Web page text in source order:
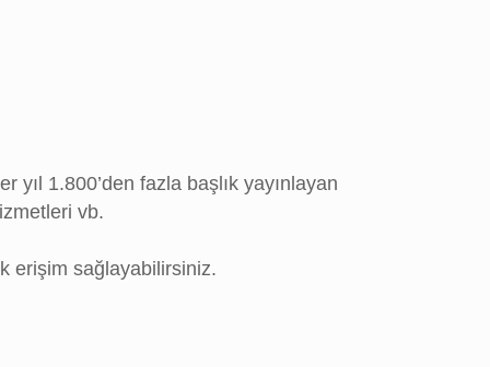
1.800’den fazla başlık yayınlayan
vb.
erişim sağlayabilirsiniz.